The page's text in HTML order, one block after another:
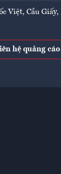
Việt, Cầu
hệ quảng cáo